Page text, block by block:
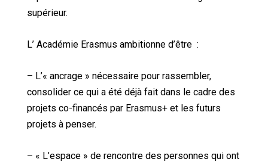
supérieur.
L’ Académie Erasmus ambitionne d’être :
– L’« ancrage » nécessaire pour rassembler,
consolider ce qui a été déjà fait dans le cadre des
projets co-financés par Erasmus+ et les futurs
projets à penser.
– « L’espace » de rencontre des personnes qui ont